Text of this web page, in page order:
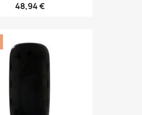
48,94 €